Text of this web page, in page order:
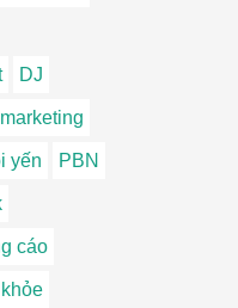
DJ
marketing
yến PBN
cáo